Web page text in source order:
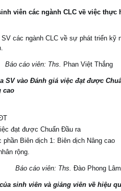
viên các ngành CLC về việc
SV các ngành CLC về sự phát triển
Ths. Phan Việt Thắng
SV vào Đánh giá việc đạt được
cao
đạt được Chuẩn Đầu ra
Biên dịch 1: Biên dịch Nâng cao
rộng.
Ths. Đào Phong Lâm
sinh viên và giảng viên về hiệu